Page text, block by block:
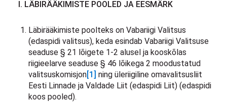
I. LÄBIRÄÄKIMISTE POOLED JA EESMÄRK
Läbirääkimiste poolteks on Vabariigi Valitsus
(edaspidi valitsus), keda esindab Vabariigi Valitsuse
seaduse § 21 lõigete 1-2 alusel ja kooskõlas
riigieelarve seaduse § 46 lõikega 2 moodustatud
valitsuskomisjon[1] ning üleriigiline omavalitsusliit
Eesti Linnade ja Valdade Liit (edaspidi Liit) (edaspidi
koos pooled).